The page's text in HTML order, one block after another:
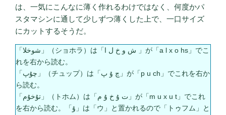
は、一気にこんなに薄く作れるわけではなく、何度かパ
スタマシンに通して少しずつ薄くした上で、一口サイズ
にカットするそうだ。
「شوخلا」（ショホラ）は「ش و خ ل ا 」が「a l x o hs」でこ
れを右から読む。
「چۇپ」（チュップ）は「چ ۇ پ」が「p u ch」でこれを右か
ら読む。
「تۇخۇم」（トホム）は「ت ۇ خ ۇ م」が「m u x u t」でこれ
を右から読む。「ۇ」は「ウ」と置かれるので「トゥフム」と